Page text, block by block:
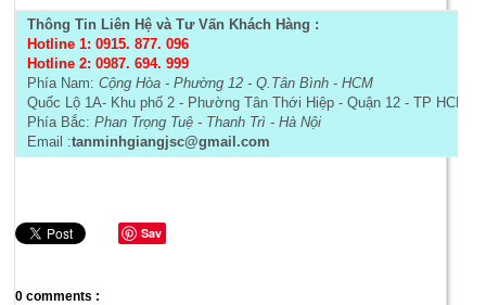
Thông Tin Liên Hệ và Tư Vấn Khách Hàng :
Hotline 1: 0915. 877. 096
Hotline 2: 0987. 694. 999
Phía Nam:Cộng Hòa - Phường 12 - Q.Tân Bình - HCM
Quốc Lộ 1A- Khu phố 2 - Phường Tân Thới Hiệp - Quận 12 - TP HCM-
Phía Bắc:Phan Trọng Tuệ - Thanh Trì - Hà Nội
Email :tanminhgiangjsc@gmail.com
Sav
0 comments :